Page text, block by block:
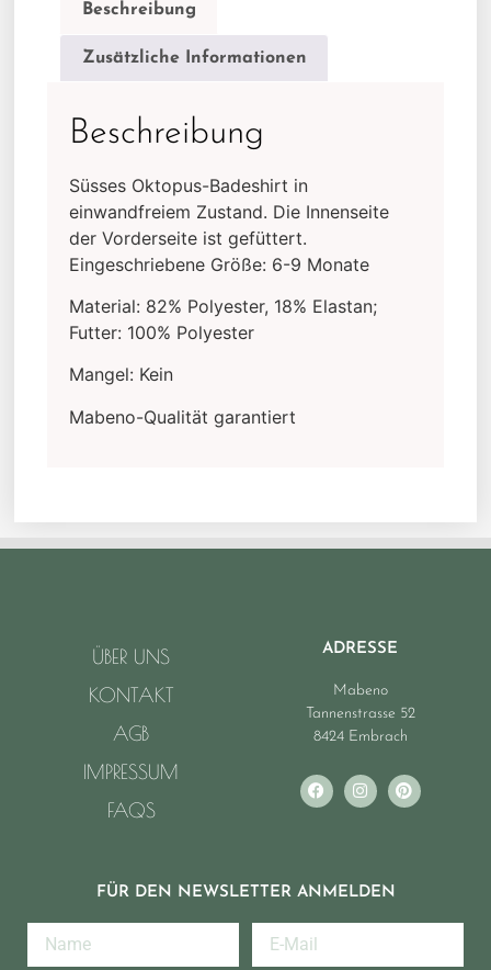
Beschreibung
Zusätzliche Informationen
Beschreibung
Süsses Oktopus-Badeshirt in
einwandfreiem Zustand. Die Innenseite
der Vorderseite ist gefüttert.
Eingeschriebene Größe: 6-9 Monate
Material: 82% Polyester, 18% Elastan;
Futter: 100% Polyester
Mangel: Kein
Mabeno-Qualität garantiert
ÜBER UNS
KONTAKT
AGB
IMPRESSUM
FAQS
ADRESSE
Mabeno
Tannenstrasse 52
8424 Embrach
FÜR DEN NEWSLETTER ANMELDEN